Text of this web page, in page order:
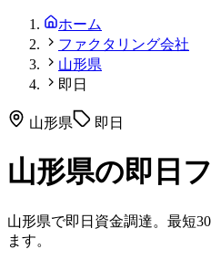
ホーム
ファクタリング会社
山形県
即日
山形県 即日
山形県の即日
山形県で即日資金調達。最短
ます。